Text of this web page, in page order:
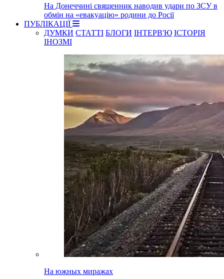
На Донеччині священник наводив удари по ЗСУ в
обмін на «евакуацію» родини до Росії
ПУБЛІКАЦІЇ
ДУМКИ СТАТТІ БЛОГИ ІНТЕРВ'Ю ІСТОРІЯ
ІНОЗМІ
На южных миражах